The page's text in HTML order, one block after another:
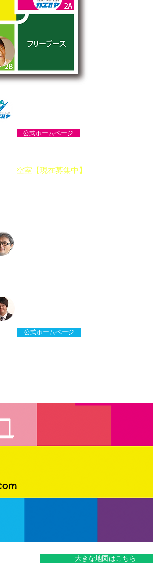
公式ホームページ
空室【現在募集中】
公式ホームページ
大きな地図はこちら